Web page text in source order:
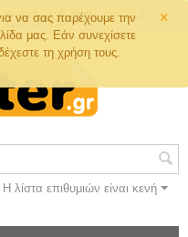
×
να σας παρέχουμε την
μας. Εάν συνεχίσετε
τη χρήση τους.
Η λίστα επιθυμιών είναι κενή